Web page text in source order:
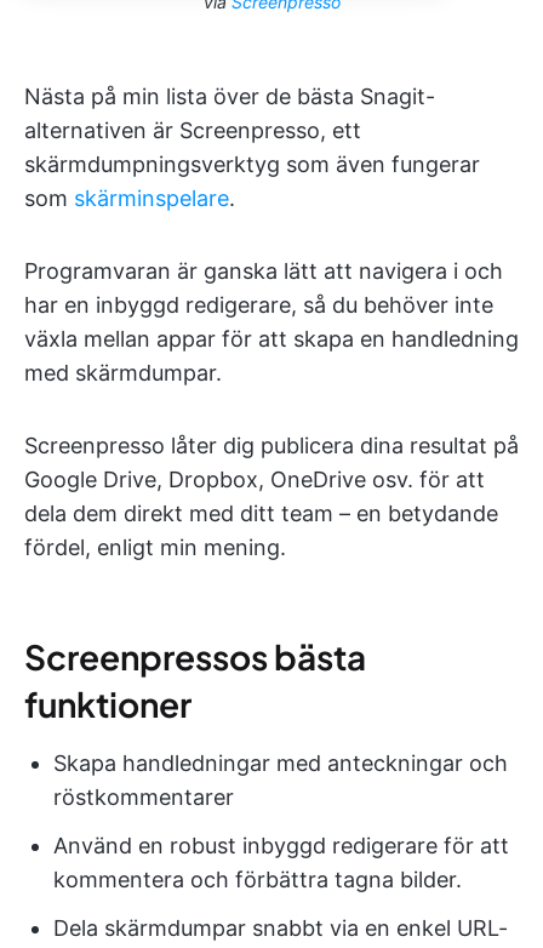
Nästa på min lista över de bästa Snagit-
alternativen är Screenpresso, ett
skärmdumpningsverktyg som även fungerar
som skärminspelare.
Programvaran är ganska lätt att navigera i och
har en inbyggd redigerare, så du behöver inte
växla mellan appar för att skapa en handledning
med skärmdumpar.
Screenpresso låter dig publicera dina resultat på
Google Drive, Dropbox, OneDrive osv. för att
dela dem direkt med ditt team – en betydande
fördel, enligt min mening.
Screenpressos bästa
funktioner
Skapa handledningar med anteckningar och
röstkommentarer
Använd en robust inbyggd redigerare för att
kommentera och förbättra tagna bilder.
Dela skärmdumpar snabbt via en enkel URL-